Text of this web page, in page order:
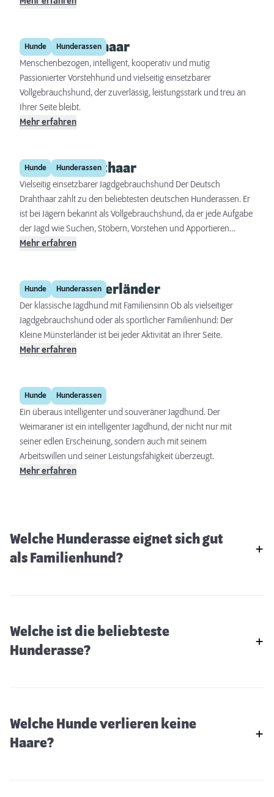
Familie oder eine Gruppe anderer Hunde integriert werden
können. Mit ihrem auffälligen gold-roten Fell und ihren
aufmerksamen Augen sind sie nicht nur sehr schöne Hunde,
sondern auch begeisterte und treue Begleiter.
Hunde Hunderassen
Deutsch Kurzhaar
Menschenbezogen, intelligent, kooperativ und mutig
Passionierter Vorstehhund und vielseitig einsetzbarer
Vollgebrauchshund, der zuverlässig, leistungsstark und treu an
Ihrer Seite bleibt.
Mehr erfahren
Hunde Hunderassen
Deutsch Drahthaar
Vielseitig einsetzbarer Jagdgebrauchshund Der Deutsch
Drahthaar zählt zu den beliebtesten deutschen Hunderassen. Er
ist bei Jägern bekannt als Vollgebrauchshund, da er jede Aufgabe
der Jagd wie Suchen, Stöbern, Vorstehen und Apportieren
zuverlässig erfüllt.
Mehr erfahren
Hunde Hunderassen
Kleiner Münsterländer
Der klassische Jagdhund mit Familiensinn Ob als vielseitiger
Jagdgebrauchshund oder als sportlicher Familienhund: Der
Kleine Münsterländer ist bei jeder Aktivität an Ihrer Seite.
Mehr erfahren
Hunde Hunderassen
Weimaraner
Ein überaus intelligenter und souveräner Jagdhund. Der
Weimaraner ist ein intelligenter Jagdhund, der nicht nur mit
seiner edlen Erscheinung, sondern auch mit seinem
Arbeitswillen und seiner Leistungsfähigkeit überzeugt.
Mehr erfahren
Welche Hunderasse eignet sich gut
als Familienhund?
Welche ist die beliebteste
Hunderasse?
Welche Hunde verlieren keine
Haare?